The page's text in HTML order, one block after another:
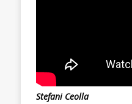
Stefani Ceolla